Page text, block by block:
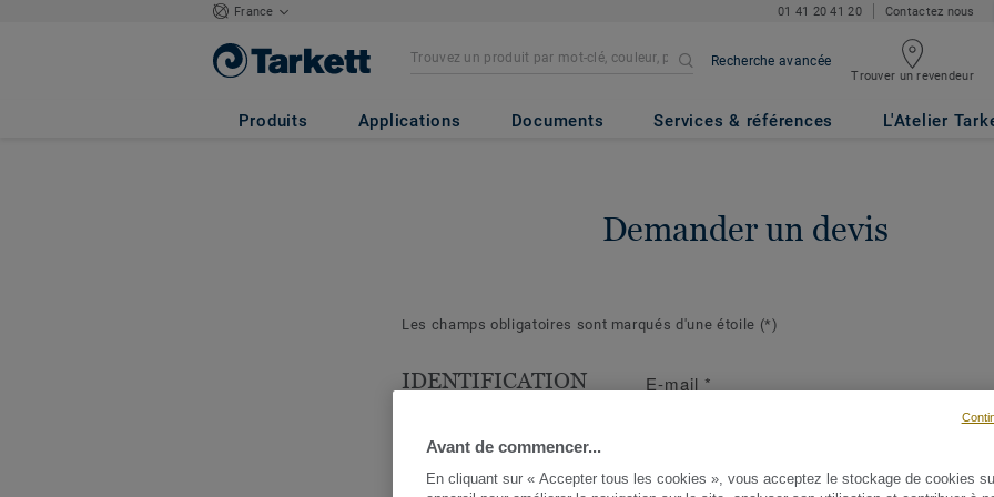
France 01 41 20 41 20 Contactez nous
Recherche avancée
Trouver un revendeur
Produits Applications Documents Services & références L'Atelier
Demander un devis
Les champs obligatoires sont marqués d'une étoile (*)
IDENTIFICATION
Les questions suivantes
cerner votre demande et d'y
E-mail *
Avant de commencer...
En cliquant sur « Accepter tous les cookies », vous acceptez le stockage de cookies